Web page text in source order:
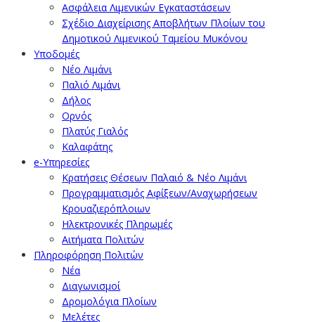
Ασφάλεια Λιμενικών Εγκαταστάσεων
Σχέδιο Διαχείρισης Αποβλήτων Πλοίων του
Δημοτικού Λιμενικού Ταμείου Μυκόνου
Υποδομές
Νέο Λιμάνι
Παλιό Λιμάνι
Δήλος
Ορνός
Πλατύς Γιαλός
Καλαφάτης
e-Υπηρεσίες
Κρατήσεις Θέσεων Παλαιό & Νέο Λιμάνι
Προγραμματισμός Αφίξεων/Αναχωρήσεων
Κρουαζιερόπλοιων
Ηλεκτρονικές Πληρωμές
Αιτήματα Πολιτών
Πληροφόρηση Πολιτών
Νέα
Διαγωνισμοί
Δρομολόγια Πλοίων
Μελέτες